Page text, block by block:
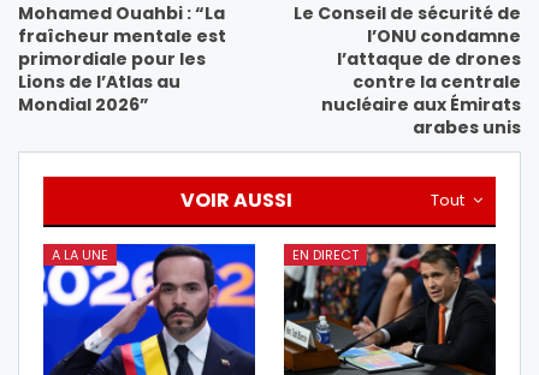
Mohamed Ouahbi : “La
fraîcheur mentale est
primordiale pour les
Lions de l’Atlas au
Mondial 2026”
Le Conseil de sécurité de
l’ONU condamne
l’attaque de drones
contre la centrale
nucléaire aux Émirats
arabes unis
Tout
VOIR AUSSI
A LA UNE EN DIRECT